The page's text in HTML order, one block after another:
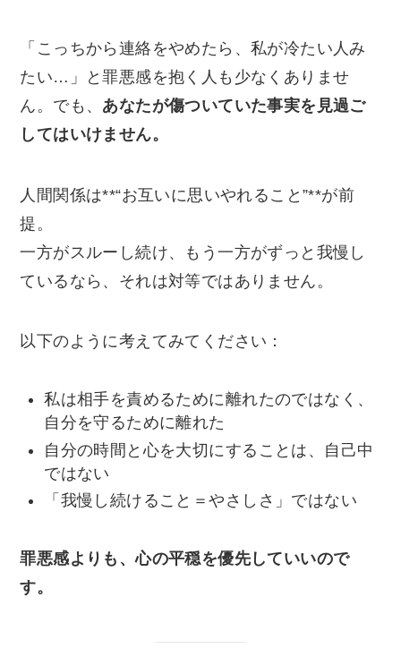
「こっちから連絡をやめたら、私が冷たい人み
たい…」と罪悪感を抱く人も少なくありませ
ん。でも、 あなたが傷ついていた事実を見過ご
してはいけません。
人間関係は**“お互いに思いやれること”**が前
提。
一方がスルーし続け、もう一方がずっと我慢し
ているなら、それは対等ではありません。
以下のように考えてみてください：
私は相手を責めるために離れたのではなく、
自分を守るために離れた
自分の時間と心を大切にすることは、自己中
ではない
「我慢し続けること＝やさしさ」ではない
罪悪感よりも、心の平穏を優先していいので
す。